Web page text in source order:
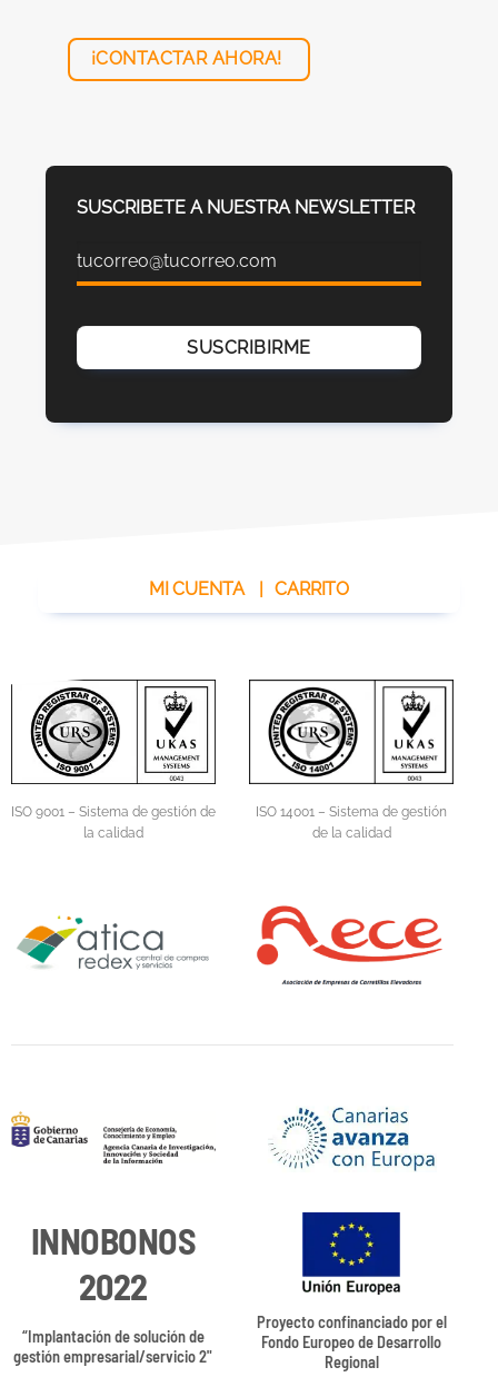
¡CONTACTAR AHORA!
SUSCRIBETE A NUESTRA NEWSLETTER
MI CUENTA | CARRITO
ISO 9001 – Sistema de gestión de
la calidad
ISO 14001 – Sistema de gestión
de la calidad
INNOBONOS
2022
“Implantación de solución de
gestión empresarial/servicio 2"
Proyecto confinanciado por el
Fondo Europeo de Desarrollo
Regional